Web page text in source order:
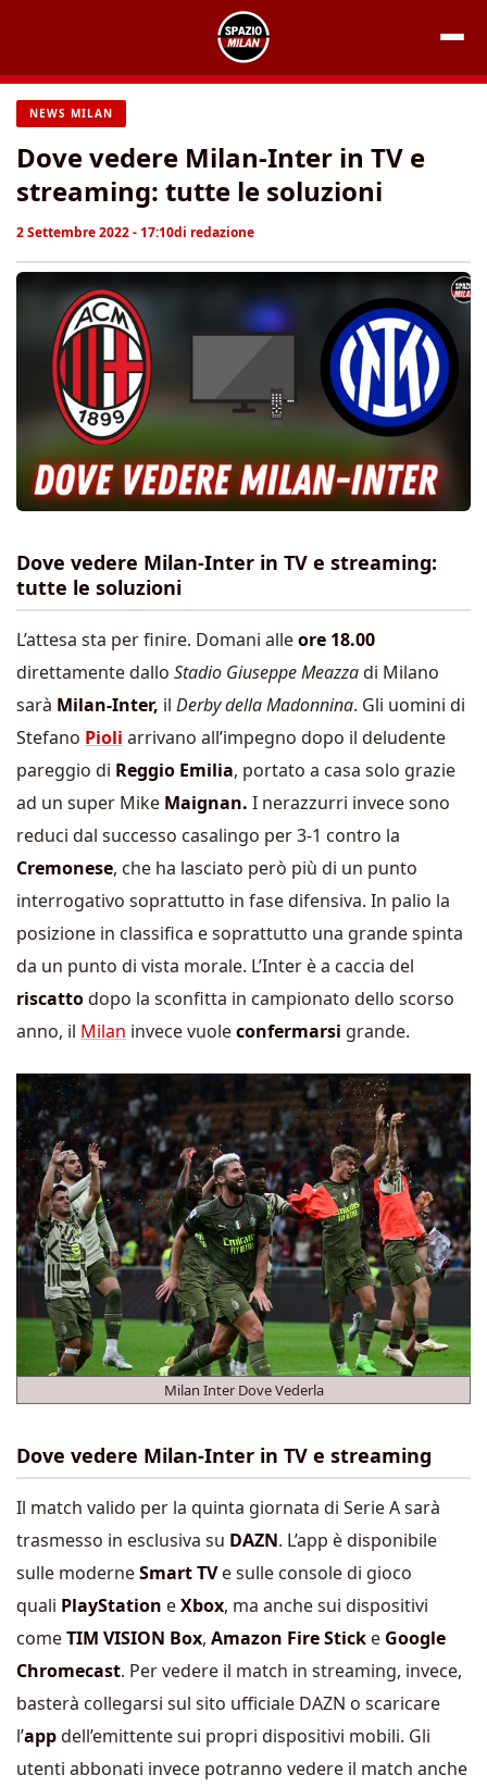
contenuto
NEWS MILAN
Dove vedere Milan-Inter in TV e
streaming: tutte le soluzioni
2 Settembre 2022 - 17:10di redazione
Dove vedere Milan-Inter in TV e streaming:
tutte le soluzioni
L’attesa sta per finire. Domani alleore 18.00
direttamente dallo Stadio Giuseppe Meazzadi Milano
sarà Milan-Inter, il Derby della Madonnina. Gli uomini di
Stefano Pioli arrivano all’impegno dopo il deludente
pareggio di Reggio Emilia, portato a casa solo grazie
ad un super Mike Maignan. I nerazzurri invece sono
reduci dal successo casalingo per 3-1 contro la
Cremonese, che ha lasciato però più di un punto
interrogativo soprattutto in fase difensiva. In palio la
posizione in classifica e soprattutto una grande spinta
da un punto di vista morale. L’Inter è a caccia del
riscattodopo la sconfitta in campionato dello scorso
anno, il Milan invece vuoleconfermarsi grande.
Milan Inter Dove Vederla
Dove vedere Milan-Inter in TV e streaming
Il match valido per la quinta giornata di Serie A sarà
trasmesso in esclusiva su DAZN. L’app è disponibile
sulle moderneSmart TVe sulle console di gioco
quali PlayStation eXbox, ma anche sui dispositivi
comeTIM VISION Box, Amazon Fire Stick e Google
Chromecast. Per vedere il match in streaming, invece,
basterà collegarsi sul sito ufficiale DAZN o scaricare
l’appdell’emittente sui propri dispositivi mobili. Gli
utenti abbonati invece potranno vedere il match anche